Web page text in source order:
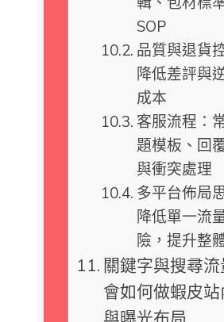
SOP
品質與退貨
降低差評與
成本
客服流程：
題模板、回
與衝突處理
多平台佈局
降低單一流
險，提升整
關鍵字與搜尋
會如何做蝦皮站
與曝光布局